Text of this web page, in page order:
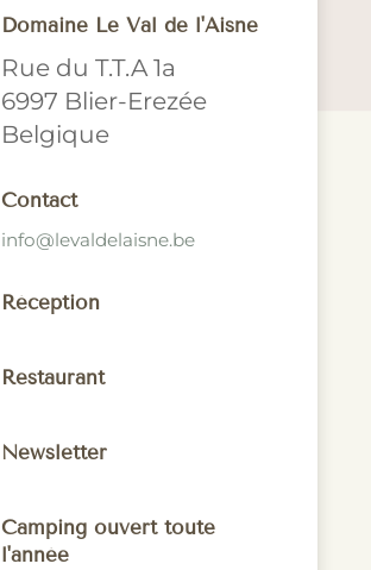
Domaine Le Val de l'Aisne
Rue du T.T.A 1a
6997 Blier-Erezée
Belgique
Contact
info@levaldelaisne.be
Réception
Restaurant
Newsletter
Camping ouvert toute
l'année